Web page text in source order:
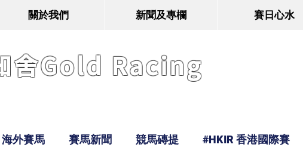
關於我們 新聞及專欄 賽日心水
舍Gold Racing
海外賽馬 賽馬新聞 競馬磚提 #HKIR 香港國際賽